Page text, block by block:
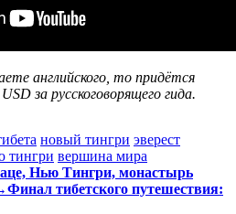
английского, то придётся
за русскоговорящего гида.
новый тингри эверест
тингри вершина мира
Нью Тингри, монастырь
Финал тибетского путешествия: